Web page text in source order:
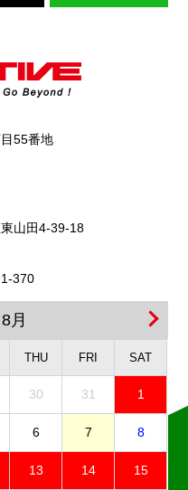
55番地
山田4-39-18
370
月
THU FRI SAT
30 31 1
6 7 8
13 14 15